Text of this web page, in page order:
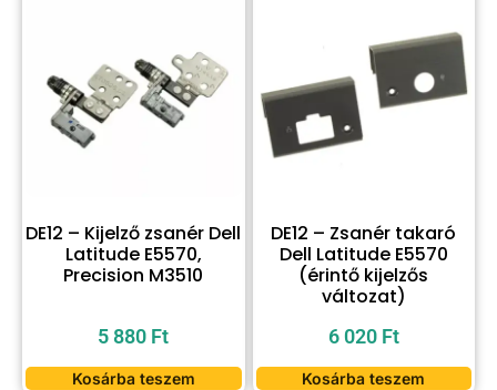
DE12 – Kijelző zsanér Dell
Latitude E5570,
Precision M3510
5 880 Ft
Kosárba teszem
DE12 – Zsanér takaró
Dell Latitude E5570
(érintő kijelzős
változat)
6 020 Ft
Kosárba teszem